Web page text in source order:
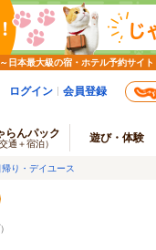
本最大級の宿・ホテル予約サイト
ログイン 会員登録
らんパック
交通＋宿泊） 遊び・体験
帰り・デイユース
）